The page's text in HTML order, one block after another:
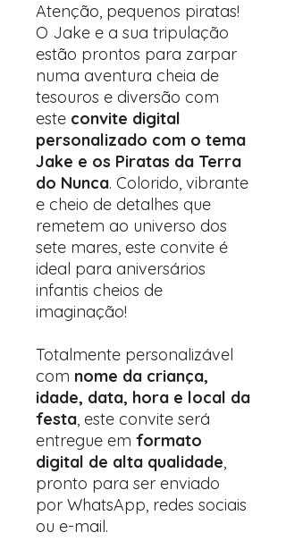
Atenção, pequenos piratas!
O Jake e a sua tripulação
estão prontos para zarpar
numa aventura cheia de
tesouros e diversão com
este convite digital
personalizado com o tema
Jake e os Piratas da Terra
do Nunca. Colorido, vibrante
e cheio de detalhes que
remetem ao universo dos
sete mares, este convite é
ideal para aniversários
infantis cheios de
imaginação!
Totalmente personalizável
com nome da criança,
idade, data, hora e local da
festa, este convite será
entregue em formato
digital de alta qualidade,
pronto para ser enviado
por WhatsApp, redes sociais
ou e-mail.